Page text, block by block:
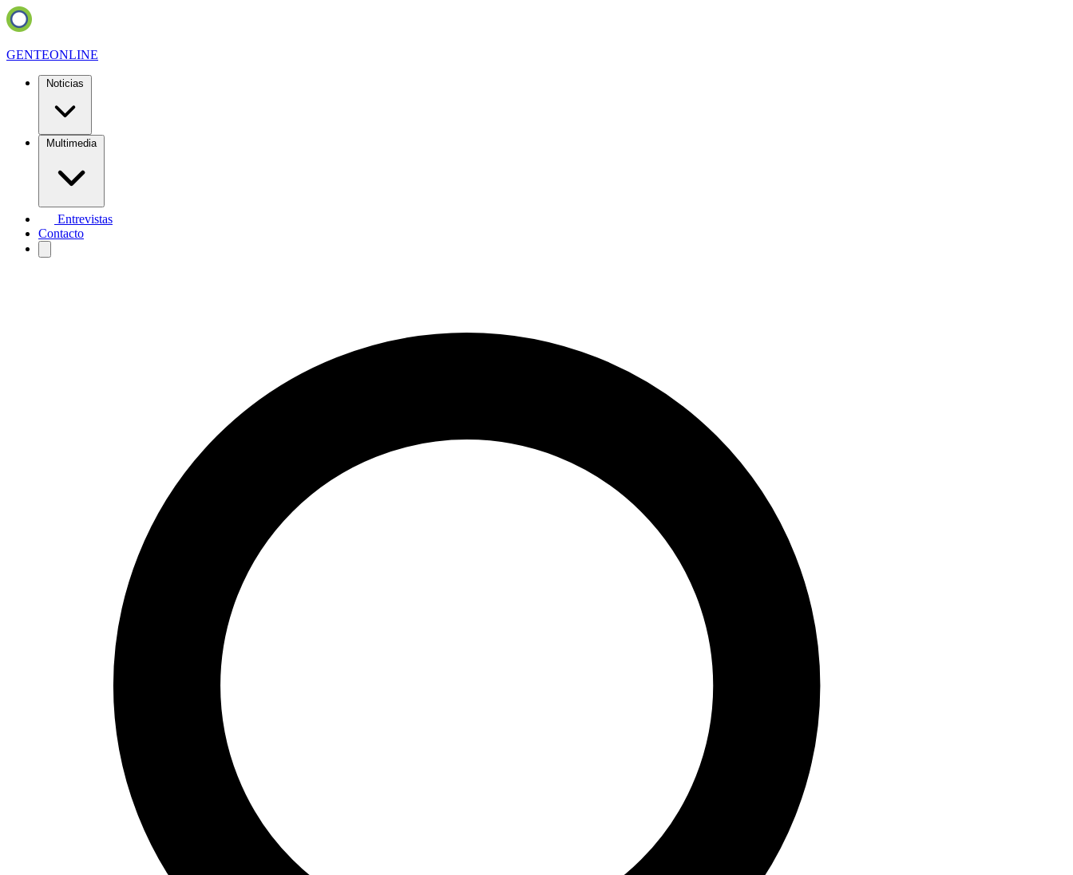
GENTEONLINE
Noticias
Multimedia
Entrevistas
Contacto